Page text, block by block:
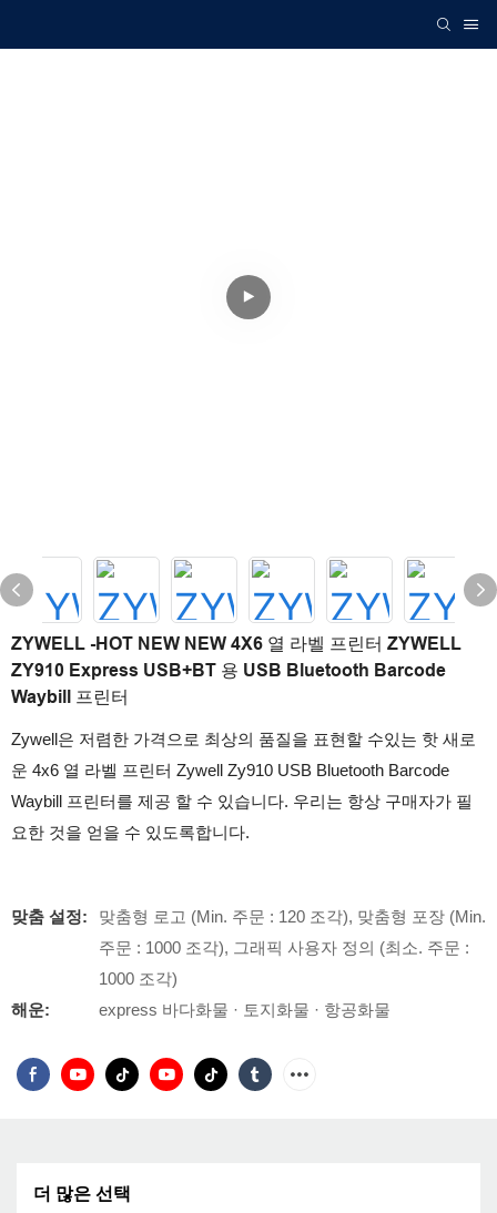
ZYWELL -HOT NEW NEW 4X6 열 라벨 프린터 ZYWELL
ZY910 Express USB+BT 용 USB Bluetooth Barcode
Waybill 프린터
Zywell은 저렴한 가격으로 최상의 품질을 표현할 수있는 핫 새로
운 4x6 열 라벨 프린터 Zywell Zy910 USB Bluetooth Barcode
Waybill 프린터를 제공 할 수 있습니다. 우리는 항상 구매자가 필
요한 것을 얻을 수 있도록합니다.
맞춤 설정:
맞춤형 로고 (Min. 주문 : 120 조각), 맞춤형 포장 (Min.
주문 : 1000 조각), 그래픽 사용자 정의 (최소. 주문 :
1000 조각)
해운:
express 바다화물 · 토지화물 · 항공화물
더 많은 선택